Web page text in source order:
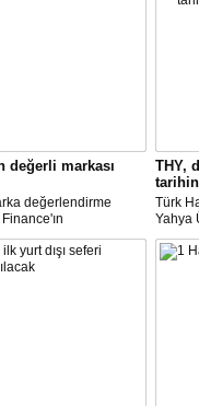
değerli markası
değerlendirme
Türk Hava Yolları, 2
marka değeriyle
en değerli
THY,
Türk
Yahya
14